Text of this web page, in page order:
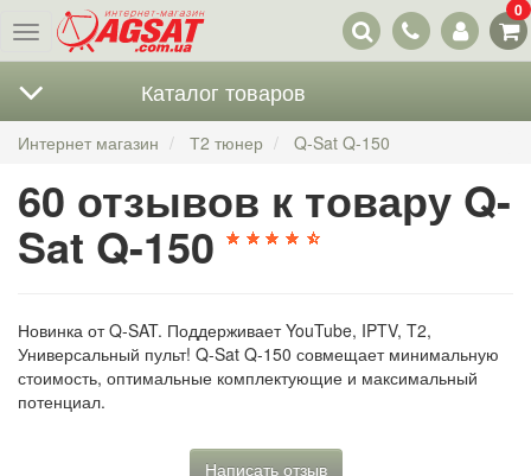
Меню
Наши
контакты
0
Каталог товаров
Интернет магазин Т2 тюнер Q-Sat Q-150
60 отзывов к товару Q-
Sat Q-150
Новинка от Q-SAT. Поддерживает YouTube, IPTV, T2,
Универсальный пульт! Q-Sat Q-150 совмещает минимальную
стоимость, оптимальные комплектующие и максимальный
потенциал.
Написать отзыв